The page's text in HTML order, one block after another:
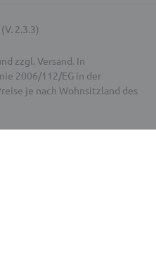
2.3.3)
zzgl. Versand. In
2006/112/EG in der
je nach Wohnsitzland des